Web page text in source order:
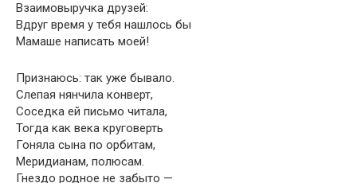
Взаимовыручка друзей:
Вдруг время у тебя нашлось бы
Мамаше написать моей!
Признаюсь: так уже бывало.
Слепая нянчила конверт,
Соседка ей письмо читала,
Тогда как века круговерть
Гоняла сына по орбитам,
Меридианам, полюсам.
Гнездо родное не забыто —